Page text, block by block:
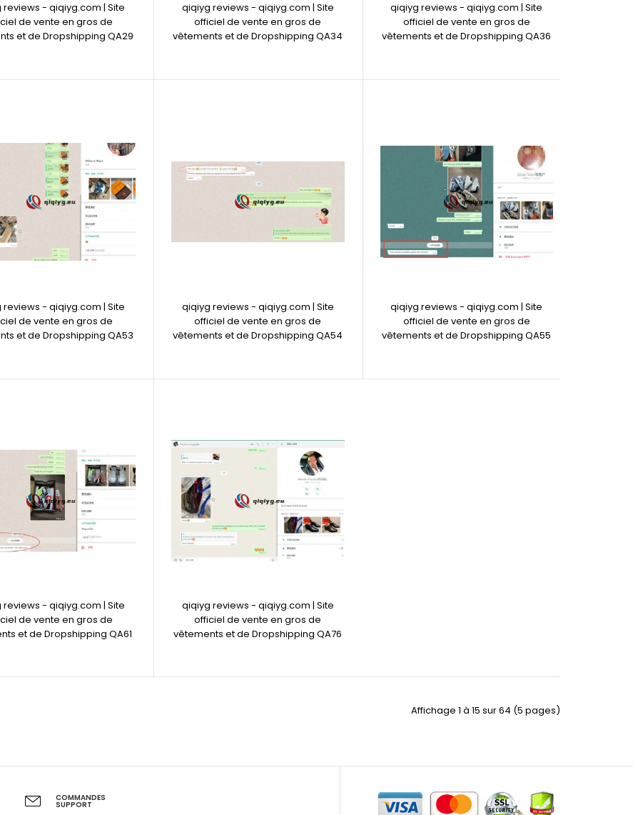
reviews - qiqiyg.com | Site
de vente en gros de
et de Dropshipping QA29
qiqiyg reviews - qiqiyg.com | Site
officiel de vente en gros de
vêtements et de Dropshipping QA34
qiqiyg reviews - qiqiyg.com | Site
officiel de vente en gros de
vêtements et de Dropshipping QA36
reviews - qiqiyg.com | Site
de vente en gros de
et de Dropshipping QA53
qiqiyg reviews - qiqiyg.com | Site
officiel de vente en gros de
vêtements et de Dropshipping QA54
qiqiyg reviews - qiqiyg.com | Site
officiel de vente en gros de
vêtements et de Dropshipping QA55
reviews - qiqiyg.com | Site
de vente en gros de
et de Dropshipping QA61
qiqiyg reviews - qiqiyg.com | Site
officiel de vente en gros de
vêtements et de Dropshipping QA76
Affichage 1 à 15 sur 64 (5 pages)
COMMANDES
SUPPORT